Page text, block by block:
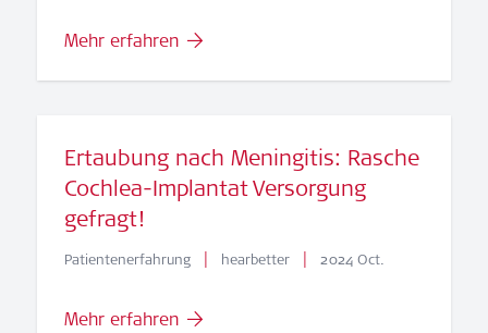
Mehr erfahren
Ertaubung nach Meningitis: Rasche
Cochlea-Implantat Versorgung
gefragt!
Patientenerfahrung | hearbetter | 2024 Oct.
Mehr erfahren